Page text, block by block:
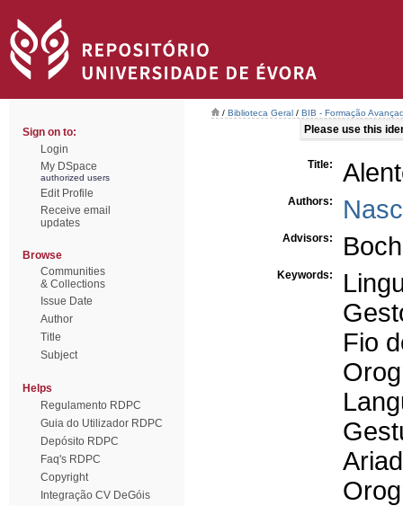
Sign on to:
Login
My DSpace
authorized users
Edit Profile
Receive email
updates
Browse
Communities
& Collections
Issue Date
Author
Title
Subject
Helps
Regulamento RDPC
Guia do Utilizador RDPC
Depósito RDPC
Faq's RDPC
Copyright
Integração CV DeGóis
/ Biblioteca Geral / BIB - Formação
Please use this
Title:
Authors:
Advisors:
Keywords:
Fio